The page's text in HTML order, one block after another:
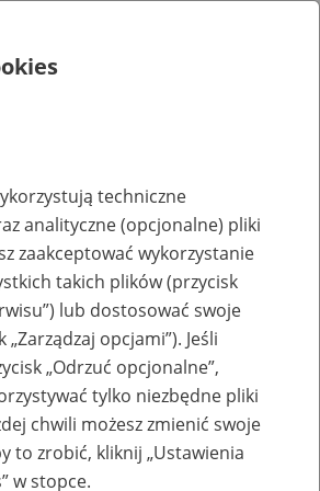
lub
zakładów pracy
techniczne
analityczne (opcjonalne) pliki
zaakceptować wykorzystanie
takich plików (przycisk
lub dostosować swoje
„Zarządzaj opcjami”). Jeśli
„Odrzuć opcjonalne”,
tylko niezbędne pliki
chwili możesz zmienić swoje
to zrobić, kliknij „Ustawienia
w stopce.